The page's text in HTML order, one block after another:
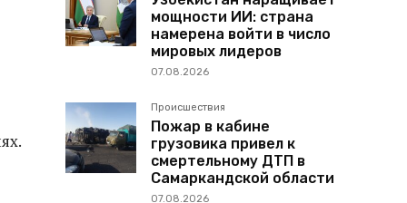
мощности ИИ: страна
намерена войти в число
мировых лидеров
07.08.2026
Происшествия
Пожар в кабине
грузовика привел к
смертельному ДТП в
Самаркандской области
07.08.2026